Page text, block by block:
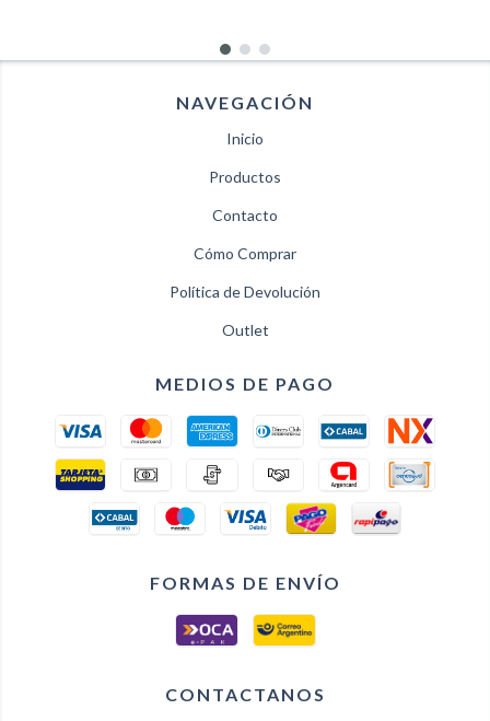
NAVEGACIÓN
Inicio
Productos
Contacto
Cómo Comprar
Política de Devolución
Outlet
MEDIOS DE PAGO
FORMAS DE ENVÍO
CONTACTANOS